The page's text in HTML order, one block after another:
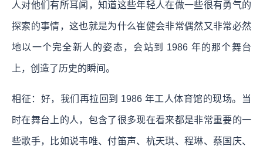
人对他们有所耳闻，知道这些年轻人在做一些很有勇气的
探索的事情，这也就是为什么崔健会非常偶然又非常必然
地以一个完全新人的姿态，会站到 1986 年的那个舞台
上，创造了历史的瞬间。
相征：好，我们再拉回到 1986 年工人体育馆的现场。当
时在舞台上的人，包含了很多现在看来都是非常重要的一
些歌手，比如说韦唯、付笛声、杭天琪、程琳、蔡国庆、